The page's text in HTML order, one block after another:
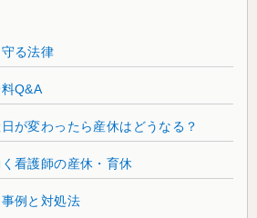
る法律
Q&A
が変わったら産休はどうなる？
看護師の産休・育休
例と対処法